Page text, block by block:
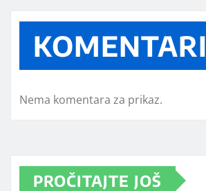
KOMENTARI
Nema komentara za prikaz.
PROČITAJTE JOŠ